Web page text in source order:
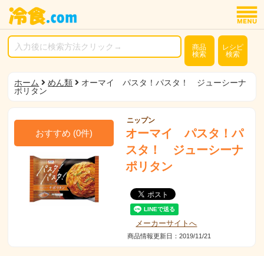
商品
検索
レシピ
検索
ホーム めん類
オーマイ パスタ！パスタ！ ジューシーナ
ポリタン
おすすめ (0件)
ニップン
オーマイ パスタ！パ
スタ！ ジューシーナ
ポリタン
メーカーサイトへ
商品情報更新日：2019/11/21